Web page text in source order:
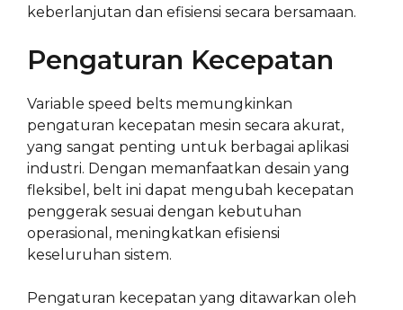
keberlanjutan dan efisiensi secara bersamaan.
Pengaturan Kecepatan
Variable speed belts memungkinkan
pengaturan kecepatan mesin secara akurat,
yang sangat penting untuk berbagai aplikasi
industri. Dengan memanfaatkan desain yang
fleksibel, belt ini dapat mengubah kecepatan
penggerak sesuai dengan kebutuhan
operasional, meningkatkan efisiensi
keseluruhan sistem.
Pengaturan kecepatan yang ditawarkan oleh